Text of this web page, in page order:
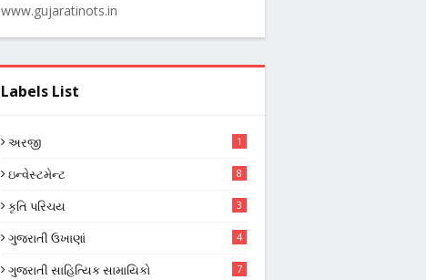
www.gujaratinots.in
Labels List
અરજી 1
ઇન્વેસ્ટમેન્ટ 8
કૃતિ પરિચય 3
ગુજરાતી ઉખાણાં 4
ગુજરાતી સાહિત્યિક સામાયિકો 7